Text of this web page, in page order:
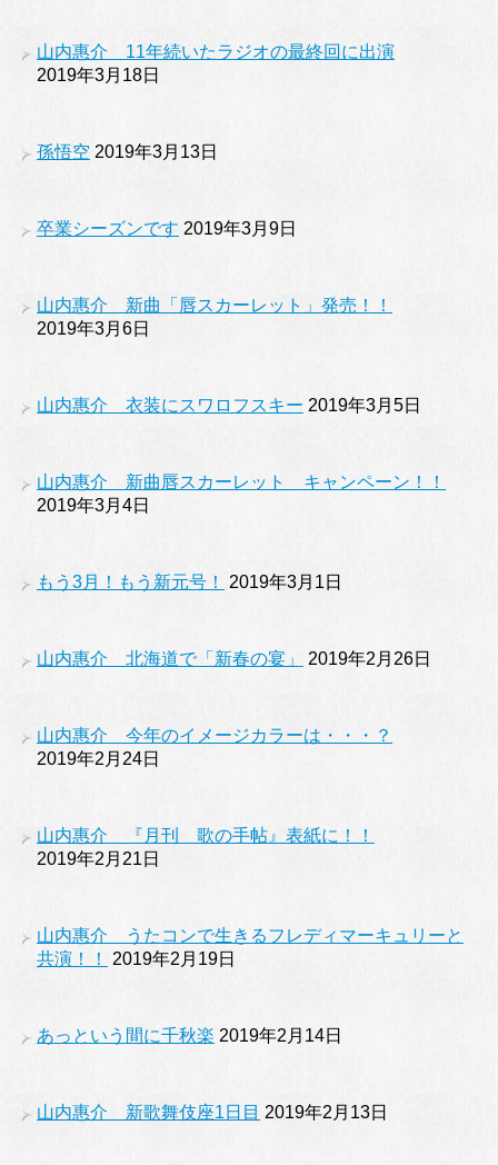
山内惠介 11年続いたラジオの最終回に出演
2019年3月18日
孫悟空 2019年3月13日
卒業シーズンです 2019年3月9日
山内惠介 新曲「唇スカーレット」発売！！
2019年3月6日
山内惠介 衣装にスワロフスキー 2019年3月5日
山内惠介 新曲唇スカーレット キャンペーン！！
2019年3月4日
もう3月！もう新元号！ 2019年3月1日
山内惠介 北海道で「新春の宴」 2019年2月26日
山内惠介 今年のイメージカラーは・・・？
2019年2月24日
山内惠介 『月刊 歌の手帖』表紙に！！
2019年2月21日
山内惠介 うたコンで生きるフレディマーキュリーと
共演！！
2019年2月19日
あっという間に千秋楽 2019年2月14日
山内惠介 新歌舞伎座1日目 2019年2月13日